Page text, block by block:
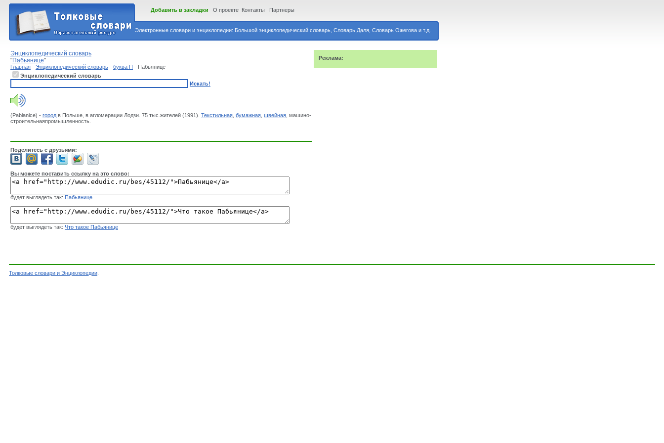
Электронные словари и энциклопедии: Большой энциклопедический словарь, Словарь Даля, Словарь Ожегова и т.д.
Добавить в закладки О проекте Контакты Партнеры
Энциклопедический словарь
"Пабьянице"
Главная - Энциклопедический словарь - буква П - Пабьянице
Энциклопедический словарь
Искать!
(Pabianice) - город в Польше, в агломерации Лодзи. 75 тыс.жителей (1991). Текстильная бумажная швейная , машино-
строительнаяпромышленность.
Поделитесь с друзьями:
Вы можете поставить ссылку на это слово:
будет выглядеть так: Пабьянице
будет выглядеть так: Что такое Пабьянице
Реклама:
Толковые словари и Энциклопедии